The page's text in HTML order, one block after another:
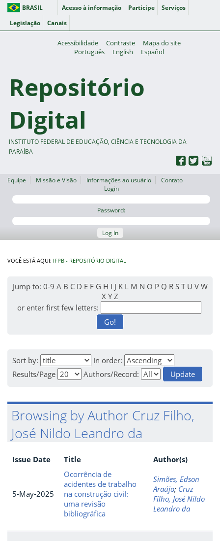
BRASIL Acesso à informação Participe
Serviços
Legislação
Canais
Acessibilidade Contraste
Mapa do site
Português
English Español
Repositório
Digital
INSTITUTO FEDERAL DE EDUCAÇÃO, CIÊNCIA E TECNOLOGIA DA
PARAÍBA
Equipe Missão e Visão Informações ao usuário
Contato
Login
Password:
Log In
VOCÊ ESTÁ AQUI: IFPB - REPOSITÓRIO DIGITAL
Jump to: 0-9 A B C D E F G H I J K L M N O P Q R S T U V W
X Y Z
or enter first few letters:
Sort by:
In order:
Results/Page
Authors/Record:
Browsing by Author Cruz Filho,
José Nildo Leandro da
Issue Date Title Author(s)
5-May-2025
Ocorrência de
acidentes de trabalho
na construção civil:
uma revisão
bibliográfica
Simões, Edson
Araújo; Cruz
Filho, José Nildo
Leandro da